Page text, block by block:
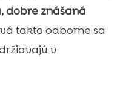
dobre znášaná
takto odborne sa
v